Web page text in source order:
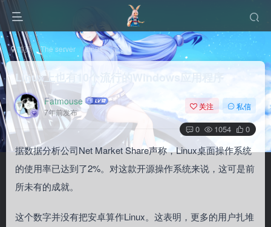
首页 The server Linux 正文
Linux上也有10个流行的Windows应用程序
Fatmouse
7年前发布
关注 私信
0 1054 0
据数据分析公司Net Market Share声称，Linux桌面操作系统
的使用率已达到了2%。对这款开源操作系统来说，这可是前
所未有的成就。
这个数字并没有把安卓算作Linux。这表明，更多的用户扎堆